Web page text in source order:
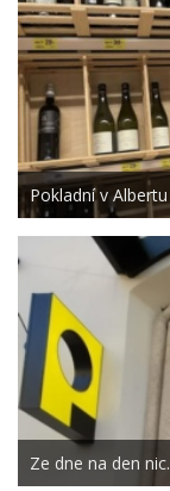
Pokladní v
Ze dne na den